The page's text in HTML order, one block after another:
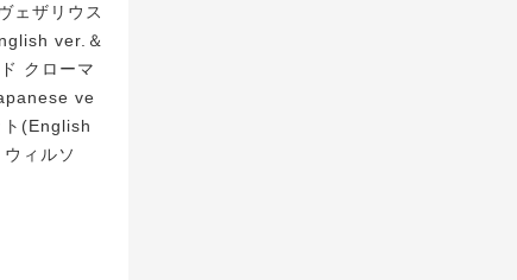
ェザリウス
ver.＆
クローマ
ve
(English
ィルソ